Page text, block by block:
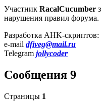
Участник RacalCucumber
нарушения правил форума.
Разработка AHK-скриптов:
e-mail dfiveg@mail.ru
Telegram jollycoder
Сообщения 9
Страницы 1